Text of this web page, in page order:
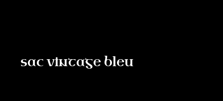
sac vintage bleu